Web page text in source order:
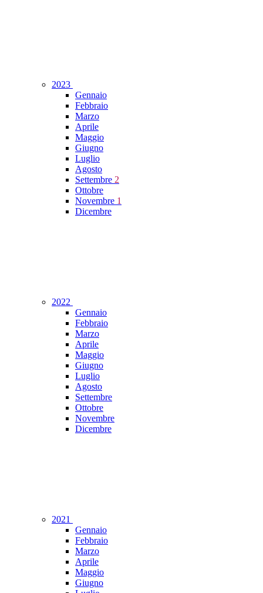
2023
Gennaio
Febbraio
Marzo
Aprile
Maggio
Giugno
Luglio
Agosto
Settembre 2
Ottobre
Novembre 1
Dicembre
2022
Gennaio
Febbraio
Marzo
Aprile
Maggio
Giugno
Luglio
Agosto
Settembre
Ottobre
Novembre
Dicembre
2021
Gennaio
Febbraio
Marzo
Aprile
Maggio
Giugno